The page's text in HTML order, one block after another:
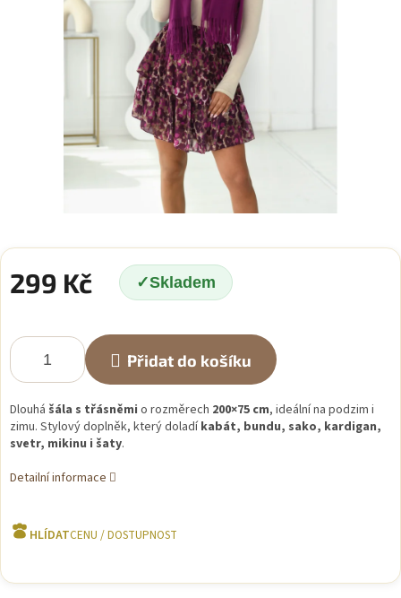
299 Kč Skladem
cena:
Přidat do košíku
Dlouhá šála s třásněmi o rozměrech 200×75 cm, ideální na podzim i
zimu. Stylový doplněk, který doladíkabát, bundu, sako, kardigan,
svetr, mikinu i šaty.
Detailní informace
HLÍDAT